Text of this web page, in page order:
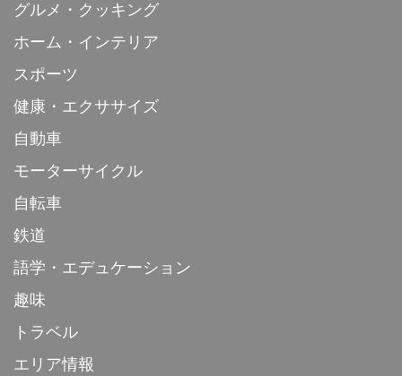
グルメ・クッキング
ホーム・インテリア
スポーツ
健康・エクササイズ
自動車
モーターサイクル
自転車
鉄道
語学・エデュケーション
趣味
トラベル
エリア情報